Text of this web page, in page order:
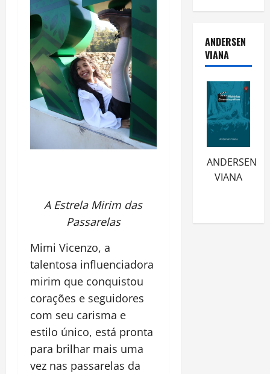
A Estrela Mirim das
Passarelas
Mimi Vicenzo, a
talentosa influenciadora
mirim que conquistou
corações e seguidores
com seu carisma e
estilo único, está pronta
para brilhar mais uma
vez nas passarelas da
ANDERSEN
VIANA
ANDERSEN
VIANA